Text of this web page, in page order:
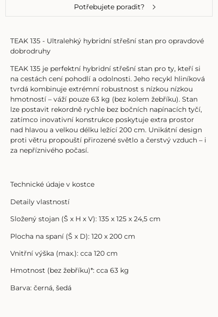
Potřebujete poradit?
TEAK 135 - Ultralehký hybridní střešní stan pro opravdové
dobrodruhy
TEAK 135 je perfektní hybridní střešní stan pro ty, kteří si
na cestách cení pohodlí a odolnosti. Jeho recykl hliníková
tvrdá kombinuje extrémní robustnost s nízkou nízkou
hmotností – váží pouze 63 kg (bez kolem žebříku). Stan
lze postavit rekordně rychle bez bočních napínacích tyčí,
zatímco inovativní konstrukce poskytuje extra prostor
nad hlavou a velkou délku ležící 200 cm. Unikátní design
proti větru propouští přirozené světlo a čerstvý vzduch – i
za nepříznivého počasí.
Technické údaje v kostce
Detaily vlastností
Složený stojan (Š x H x V): 135 x 125 x 24,5 cm
Plocha na spaní (Š x D): 120 x 200 cm
Vnitřní výška (max.): cca 120 cm
Hmotnost (bez žebříku)*: cca 63 kg
Barva: černá, šedá